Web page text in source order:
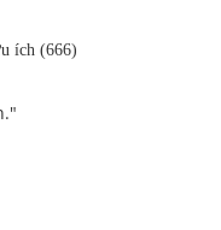
ích (666)